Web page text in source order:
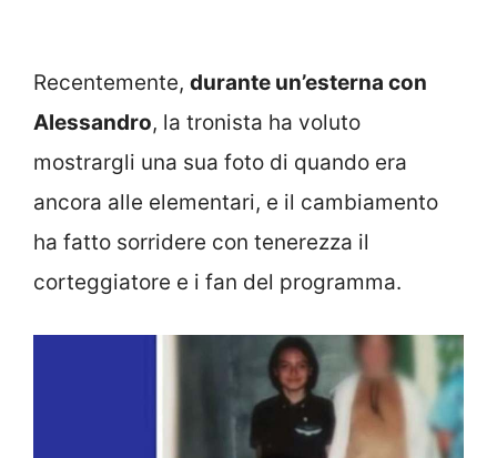
Recentemente, durante un’esterna con
Alessandro, la tronista ha voluto
mostrargli una sua foto di quando era
ancora alle elementari, e il cambiamento
ha fatto sorridere con tenerezza il
corteggiatore e i fan del programma.